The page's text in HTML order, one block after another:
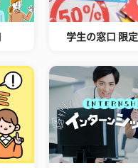
学生の窓口 限